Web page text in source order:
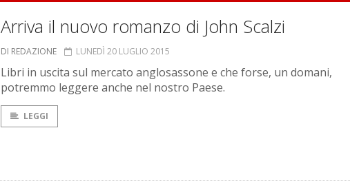
Arriva il nuovo romanzo di John Scalzi
DI REDAZIONE LUNEDÌ 20 LUGLIO 2015
Libri in uscita sul mercato anglosassone e che forse, un domani,
potremmo leggere anche nel nostro Paese.
LEGGI